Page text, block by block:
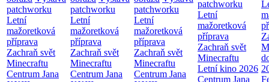
patchworku
Letní
mažoretková
příprava
Zachraň svět
Minecraftu
Centrum Jana
patchworku
Letní
mažoretková
příprava
Zachraň svět
Minecraftu
Centrum Jana
patchworku
Letní
mažoretková
příprava
Zachraň svět
Minecraftu
Centrum Jana
patchworku
Letní
mažoretková
příprava
Zachraň svět
Minecraftu
Letní kino 2026
Centrum Jana